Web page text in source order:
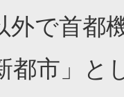
外で首都
都市」